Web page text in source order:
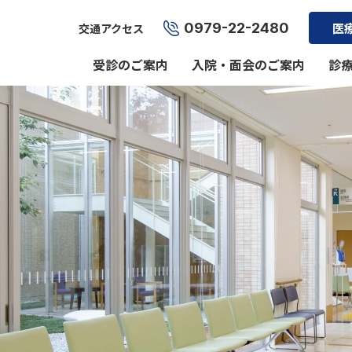
交通アクセス 0979-22-2480 医
受診のご案内 入院・面会のご案内 診